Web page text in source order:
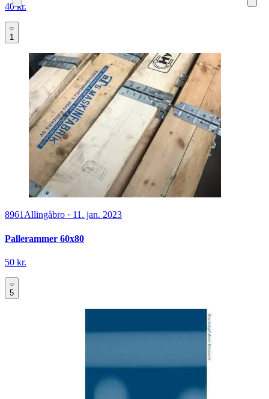
40 kr.
1
8961Allingåbro · 11. jan. 2023
Pallerammer 60x80
50 kr.
5